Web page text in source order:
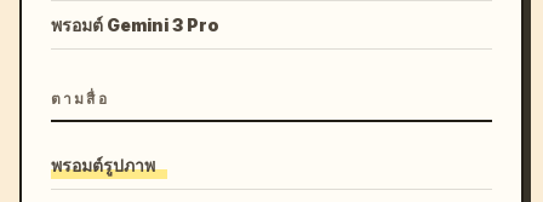
พรอมต์ Gemini 3 Pro
ตามสื่อ
พรอมต์รูปภาพ